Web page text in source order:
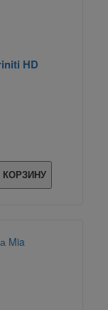
HD
КОРЗИНУ